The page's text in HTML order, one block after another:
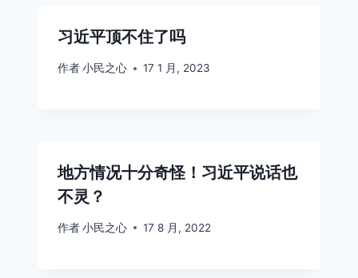
习近平顶不住了吗
作者小民之心 17 1 月, 2023
地方情况十分奇怪！习近平说话也
不灵？
作者小民之心 17 8 月, 2022